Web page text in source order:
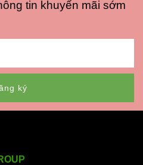
tin khuyến mãi sớm
ký